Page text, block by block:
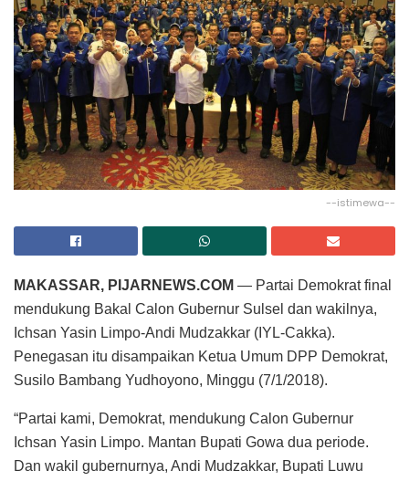
--istimewa--
MAKASSAR, PIJARNEWS.COM — Partai Demokrat final
mendukung Bakal Calon Gubernur Sulsel dan wakilnya,
Ichsan Yasin Limpo-Andi Mudzakkar (IYL-Cakka).
Penegasan itu disampaikan Ketua Umum DPP Demokrat,
Susilo Bambang Yudhoyono, Minggu (7/1/2018).
“Partai kami, Demokrat, mendukung Calon Gubernur
Ichsan Yasin Limpo. Mantan Bupati Gowa dua periode.
Dan wakil gubernurnya, Andi Mudzakkar, Bupati Luwu